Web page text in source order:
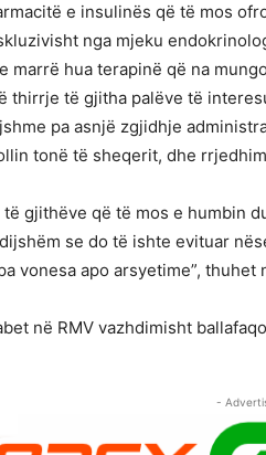
e insulinës që të mos
nga mjeku
marrë hua terapinë që na
thirrje të gjitha palëve të
pa asnjë zgjidhje
tonë të sheqerit, dhe
të gjithëve që të mos e humbin
se do të ishte evituar
vonesa apo arsyetime”, thuhet
në RMV vazhdimisht
-